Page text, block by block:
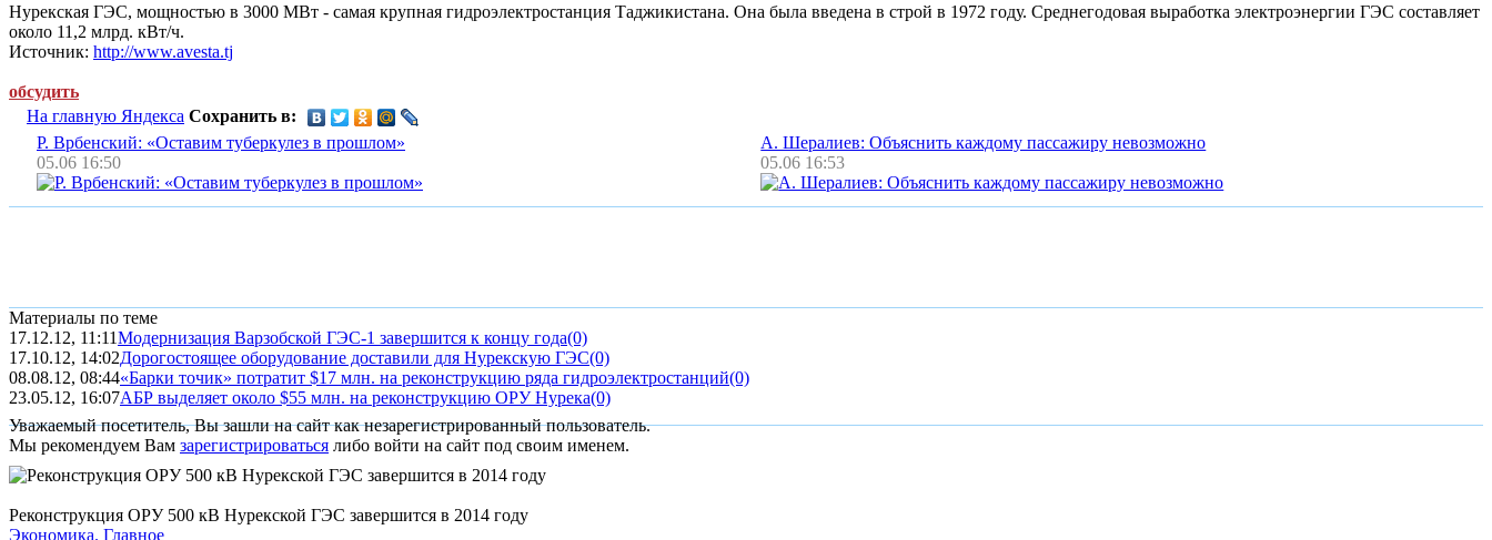
Нурекская ГЭС, мощностью в 3000 МВт - самая крупная гидроэлектростанция Таджикистана. Она была введена в строй в 1972 году. Среднегодовая выработка электроэнергии ГЭС составляет
около 11,2 млрд. кВт/ч.
Источник: http://www.avesta.tj
обсудить
На главную Яндекса Сохранить в:
Р. Врбенский: «Оставим туберкулез в прошлом»
05.06 16:50
А. Шералиев: Объяснить каждому пассажиру невозможно
05.06 16:53
Материалы по теме
17.12.12, 11:11Модернизация Варзобской ГЭС-1 завершится к концу года(0)
17.10.12, 14:02Дорогостоящее оборудование доставили для Нурекскую ГЭС(0)
08.08.12, 08:44«Барки точик» потратит $17 млн. на реконструкцию ряда гидроэлектростанций(0)
23.05.12, 16:07АБР выделяет около $55 млн. на реконструкцию ОРУ Нурека(0)
Уважаемый посетитель, Вы зашли на сайт как незарегистрированный пользователь.
Мы рекомендуем Вам зарегистрироваться либо войти на сайт под своим именем.
Реконструкция ОРУ 500 кВ Нурекской ГЭС завершится в 2014 году
Экономика. Главное